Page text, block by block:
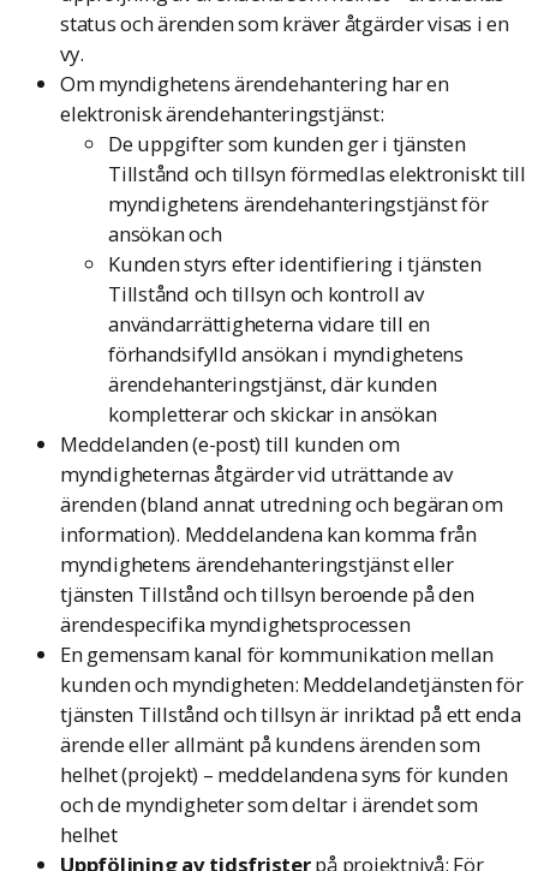
status och ärenden som kräver åtgärder visas i en
vy.
Om myndighetens ärendehantering har en
elektronisk ärendehanteringstjänst:
De uppgifter som kunden ger i tjänsten
Tillstånd och tillsyn förmedlas elektroniskt till
myndighetens ärendehanteringstjänst för
ansökan och
Kunden styrs efter identifiering i tjänsten
Tillstånd och tillsyn och kontroll av
användarrättigheterna vidare till en
förhandsifylld ansökan i myndighetens
ärendehanteringstjänst, där kunden
kompletterar och skickar in ansökan
Meddelanden (e-post) till kunden om
myndigheternas åtgärder vid uträttande av
ärenden (bland annat utredning och begäran om
information). Meddelandena kan komma från
myndighetens ärendehanteringstjänst eller
tjänsten Tillstånd och tillsyn beroende på den
ärendespecifika myndighetsprocessen
En gemensam kanal för kommunikation mellan
kunden och myndigheten: Meddelandetjänsten för
tjänsten Tillstånd och tillsyn är inriktad på ett enda
ärende eller allmänt på kundens ärenden som
helhet (projekt) – meddelandena syns för kunden
och de myndigheter som deltar i ärendet som
helhet
Uppföljning av tidsfristerpå projektnivå: För